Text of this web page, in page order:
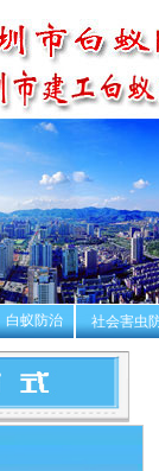
白蚁防治 社会害虫